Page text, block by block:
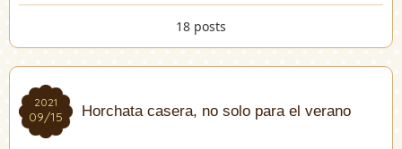
18 posts
2021
09/15
2021
09/15 Horchata casera, no solo para el verano